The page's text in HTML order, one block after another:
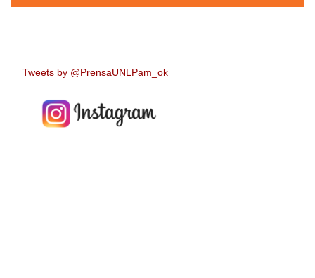
Tweets by @PrensaUNLPam_ok